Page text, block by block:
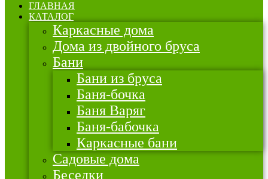
ГЛАВНАЯ
КАТАЛОГ
Каркасные дома
Дома из двойного бруса
Бани
Бани из бруса
Баня-бочка
Баня Варяг
Баня-бабочка
Каркасные бани
Садовые дома
Беседки